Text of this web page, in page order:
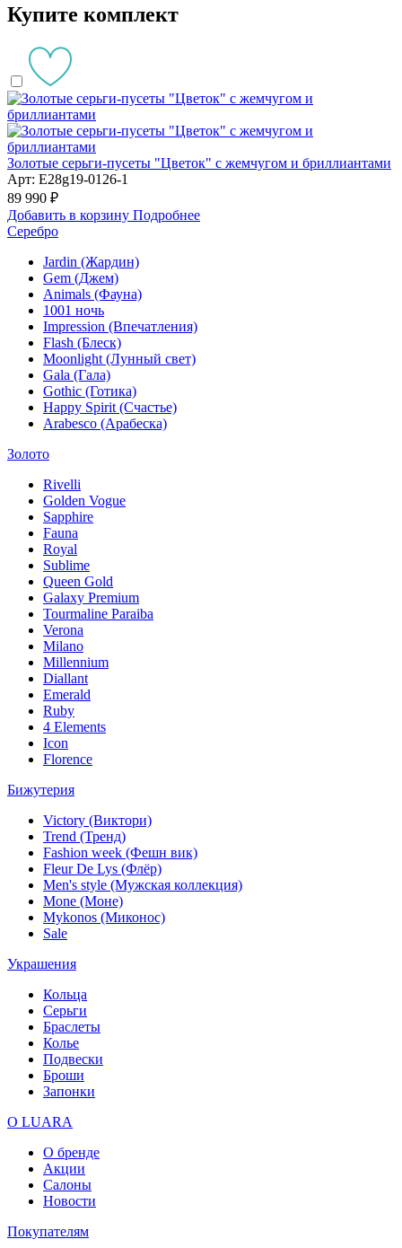
Купите комплект
Золотые серьги-пусеты "Цветок" с жемчугом и бриллиантами
Арт: E28g19-0126-1
89 990 ₽
Добавить в корзину Подробнее
Серебро
Jardin (Жардин)
Gem (Джем)
Animals (Фауна)
1001 ночь
Impression (Впечатления)
Flash (Блеск)
Moonlight (Лунный свет)
Gala (Гала)
Gothic (Готика)
Happy Spirit (Счастье)
Arabesco (Арабеска)
Золото
Rivelli
Golden Vogue
Sapphire
Fauna
Royal
Sublime
Queen Gold
Galaxy Premium
Tourmaline Paraiba
Verona
Milano
Millennium
Diallant
Emerald
Ruby
4 Elements
Icon
Florence
Бижутерия
Victory (Виктори)
Trend (Тренд)
Fashion week (Фешн вик)
Fleur De Lys (Флёр)
Men's style (Мужская коллекция)
Mone (Моне)
Mykonos (Миконос)
Sale
Украшения
Кольца
Серьги
Браслеты
Колье
Подвески
Броши
Запонки
О LUARA
О бренде
Акции
Салоны
Новости
Покупателям